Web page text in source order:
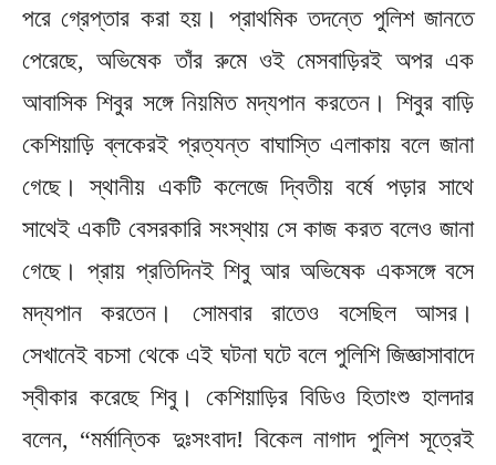
পরে গ্রেপ্তার করা হয়। প্রাথমিক তদন্তে পুলিশ জানতে
পেরেছে, অভিষেক তাঁর রুমে ওই মেসবাড়িরই অপর এক
আবাসিক শিবুর সঙ্গে নিয়মিত মদ্যপান করতেন। শিবুর বাড়ি
কেশিয়াড়ি ব্লকেরই প্রত্যন্ত বাঘাস্তি এলাকায় বলে জানা
গেছে। স্থানীয় একটি কলেজে দ্বিতীয় বর্ষে পড়ার সাথে
সাথেই একটি বেসরকারি সংস্থায় সে কাজ করত বলেও জানা
গেছে। প্রায় প্রতিদিনই শিবু আর অভিষেক একসঙ্গে বসে
মদ্যপান করতেন। সোমবার রাতেও বসেছিল আসর।
সেখানেই বচসা থেকে এই ঘটনা ঘটে বলে পুলিশি জিজ্ঞাসাবাদে
স্বীকার করেছে শিবু। কেশিয়াড়ির বিডিও হিতাংশু হালদার
বলেন, “মর্মান্তিক দুঃসংবাদ! বিকেল নাগাদ পুলিশ সূত্রেই